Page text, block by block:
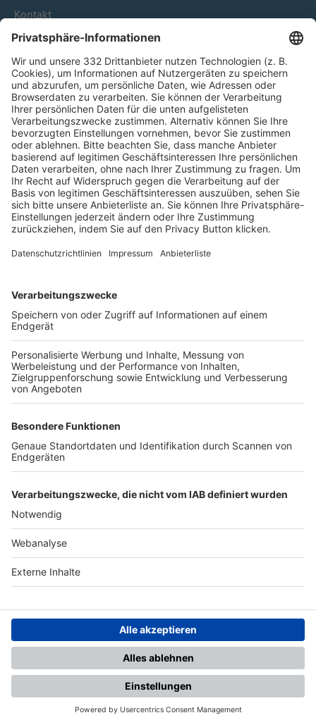
Kontakt
HÄUFIG BESUCHTE SEITEN
Pässe und Vereinswechsel
Trainerausbildung
Schulungsangebot Vereinsmitarbeiter
BFV-Geschäftsstellen
Trainerbörse
Login SpielPlus
FOLGE DEM BFV
TOP-VEREINE
TOP-PARTNER
Nutzungsbedingungen Datenschutz Impressum